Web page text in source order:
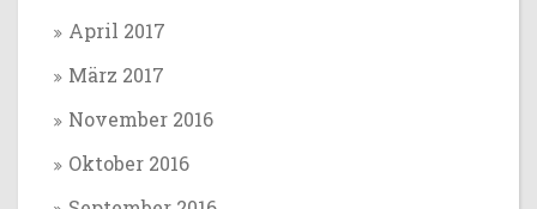
April 2017
März 2017
November 2016
Oktober 2016